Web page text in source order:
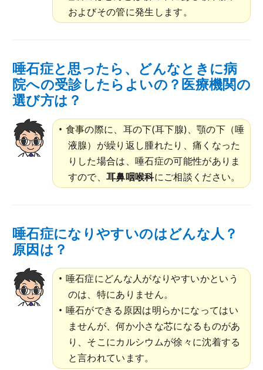
およびその管に発生します。
唾石症と思ったら、どんなときに病
院への受診したらよいの？医療機関の
選び方は？
食事の際に、耳の下(耳下腺)、顎の下（唾
液腺）が繰り返し腫れたり、痛くなった
りした場合は、唾石症の可能性がありま
すので、 耳鼻咽喉科にご相談ください。
唾石症になりやすいのはどんな人？
原因は？
唾石症にどんな人がなりやすいかという
のは、特にありません。
唾石ができる原因は明らかになってはい
ませんが、何か小さな芯になるものがあ
り、そこにカルシウムが徐々に沈着する
と言われています。